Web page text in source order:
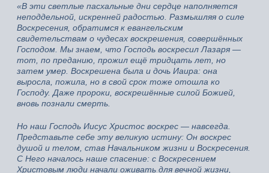
«В эти светлые пасхальные дни сердце наполняется
неподдельной, искренней радостью. Размышляя о силе
Воскресения, обратимся к евангельским
свидетельствам о чудесах воскрешения, совершённых
Господом. Мы знаем, что Господь воскресил Лазаря —
тот, по преданию, прожил ещё тридцать лет, но
затем умер. Воскрешена была и дочь Иаира: она
выросла, пожила, но в свой срок тоже отошла ко
Господу. Даже пророки, воскрешённые силой Божией,
вновь познали смерть.
Но наш Господь Иисус Христос воскрес — навсегда.
Представьте себе эту великую истину: Он воскрес
душой и телом, став Начальником жизни и Воскресения.
С Него началось наше спасение: с Воскресением
Христовым люди начали оживать для вечной жизни,